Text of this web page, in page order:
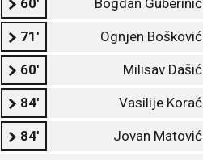
60' Bogdan Guberinić
71' Ognjen Bošković
60' Milisav Dašić
84' Vasilije Korać
84' Jovan Matović